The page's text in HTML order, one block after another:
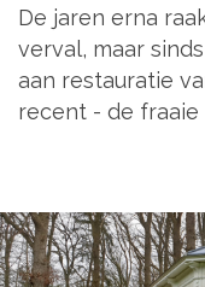
De jaren erna
verval, maar
aan restauratie
recent - de